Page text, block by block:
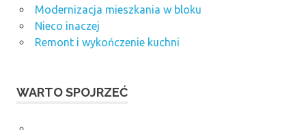
Modernizacja mieszkania w bloku
Nieco inaczej
Remont i wykończenie kuchni
WARTO SPOJRZEĆ